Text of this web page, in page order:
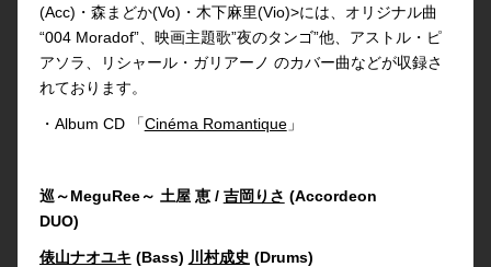
(Acc)・森まどか(Vo)・木下麻里(Vio)>には、オリジナル曲
“004 Moradof”、映画主題歌”夜のタンゴ”他、アストル・ピ
アソラ、リシャール・ガリアーノ のカバー曲などが収録さ
れております。
・Album CD 「Cinéma Romantique」
巡～MeguRee～ 土屋 恵 / 吉岡りさ (Accordeon
DUO)
俵山ナオユキ (Bass) 川村成史 (Drums)